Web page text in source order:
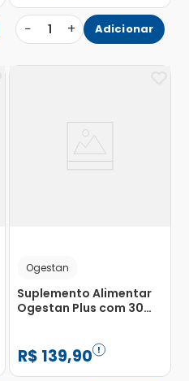
− 1 + Adicionar
Ogestan
Suplemento Alimentar
Ogestan Plus com 30
R$ 139,90